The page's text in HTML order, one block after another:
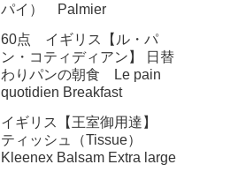
パイ） Palmier
60点 イギリス【ル・パ
ン・コティディアン】 日替
わりパンの朝食 Le pain
quotidien Breakfast
イギリス【王室御用達】
ティッシュ（Tissue）
Kleenex Balsam Extra large